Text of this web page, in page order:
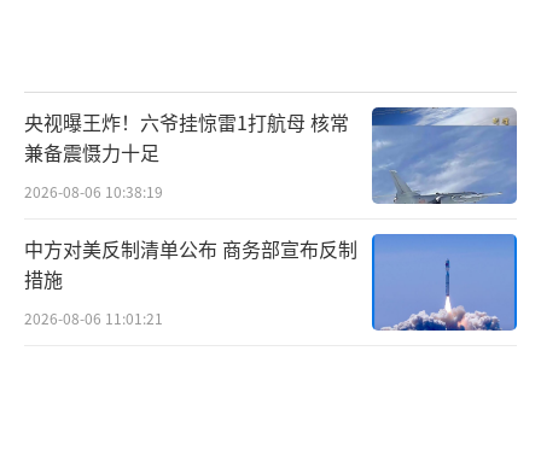
央视曝王炸！六爷挂惊雷1打航母 核常
兼备震慑力十足
2026-08-06 10:38:19
中方对美反制清单公布 商务部宣布反制
措施
2026-08-06 11:01:21